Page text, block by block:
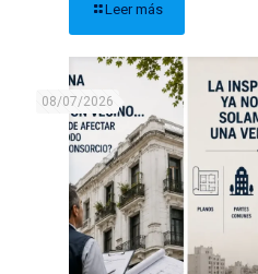
Leer más
08/07/2026